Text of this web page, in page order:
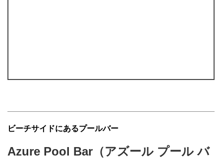
ビーチサイドにあるプールバー
Azure Pool Bar（アズール プール バ